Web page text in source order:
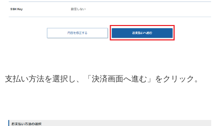
支払い方法を選択し、「決済画面へ進む」をクリック。